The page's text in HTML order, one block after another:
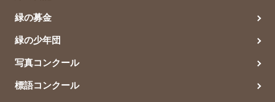
緑の募金
緑の少年団
写真コンクール
標語コンクール